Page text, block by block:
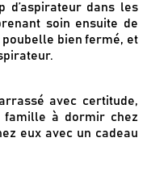
d’aspirateur dans les
soin ensuite de
bien fermé, et
avec certitude,
famille à dormir chez
eux avec un cadeau